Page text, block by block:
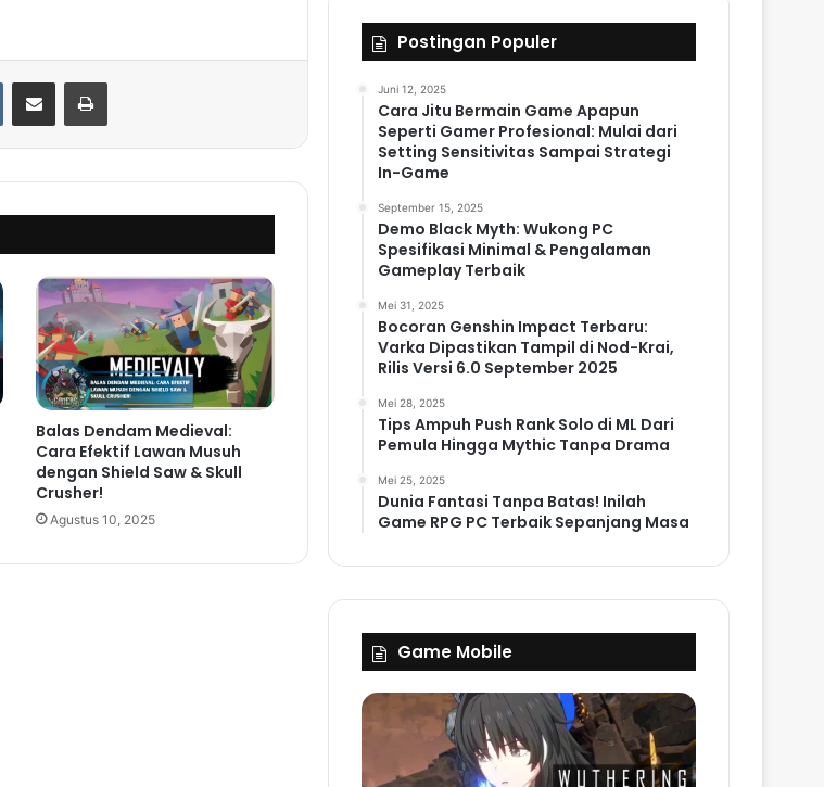
Balas Dendam Medieval:
Cara Efektif Lawan Musuh
dengan Shield Saw & Skull
Crusher!
Agustus 10, 2025
Postingan Populer
Juni 12, 2025
Cara Jitu Bermain Game Apapun
Seperti Gamer Profesional: Mulai dari
Setting Sensitivitas Sampai Strategi
In-Game
September 15, 2025
Demo Black Myth: Wukong PC
Spesifikasi Minimal & Pengalaman
Gameplay Terbaik
Mei 31, 2025
Bocoran Genshin Impact Terbaru:
Varka Dipastikan Tampil di Nod-Krai,
Rilis Versi 6.0 September 2025
Mei 28, 2025
Tips Ampuh Push Rank Solo di ML Dari
Pemula Hingga Mythic Tanpa Drama
Mei 25, 2025
Dunia Fantasi Tanpa Batas! Inilah
Game RPG PC Terbaik Sepanjang Masa
Game Mobile